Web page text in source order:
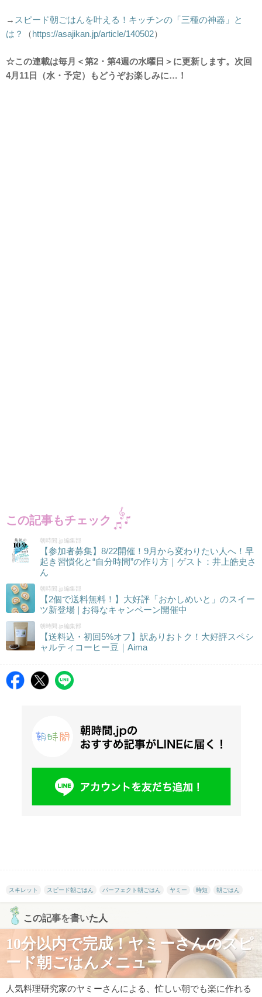
→ スピード朝ごはんを叶える！キッチンの「三種の神器」と
は？
（https://asajikan.jp/article/140502）
☆この連載は毎月＜第2・第4週の水曜日＞に更新します。次回
4月11日（水・予定）もどうぞお楽しみに…！
この記事もチェック
朝時間.jp編集部
【参加者募集】8/22開催！9月から変わりたい人へ！早
起き習慣化と“自分時間”の作り方｜ゲスト：井上皓史さ
ん
朝時間.jp編集部
【2個で送料無料！】大好評「おかしめいと」のスイー
ツ新登場 | お得なキャンペーン開催中
朝時間.jp編集部
【送料込・初回5%オフ】訳ありおトク！大好評スペシ
ャルティコーヒー豆｜Aima
スキレット スピード朝ごはん パーフェクト朝ごはん ヤミー 時短 朝ごはん
この記事を書いた人
10分以内で完成！ヤミーさんのスピ
ード朝ごはんメニュー
人気料理研究家のヤミーさんによる、忙しい朝でも楽に作れる